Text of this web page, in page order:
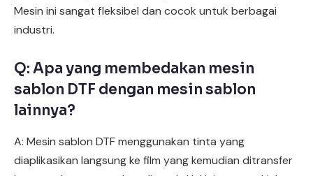
Mesin ini sangat fleksibel dan cocok untuk berbagai
industri.
Q: Apa yang membedakan mesin
sablon DTF dengan mesin sablon
lainnya?
A: Mesin sablon DTF menggunakan tinta yang
diaplikasikan langsung ke film yang kemudian ditransfer